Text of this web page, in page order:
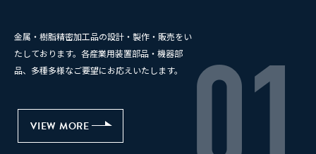
金属・樹脂精密加工品の設計・製作・販売をい
たしております。各産業用装置部品・機器部
品、多種多様なご要望にお応えいたします。
VIEW MORE